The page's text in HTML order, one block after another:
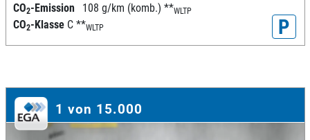
CO2-Emission 108 g/km (komb.) **WLTP
CO2-Klasse C **WLTP P
1 von 15.000